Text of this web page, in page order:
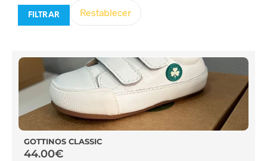
FILTRAR Restablecer
GOTTINOS CLASSIC
44.00€